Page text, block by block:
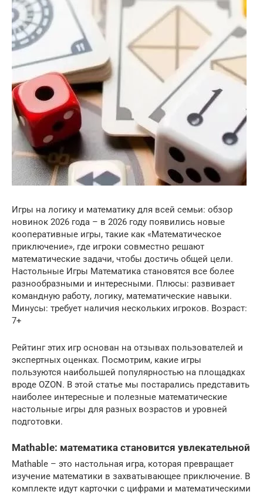
Игры на логику и математику для всей семьи: обзор
новинок 2026 года – в 2026 году появились новые
кооперативные игры, такие как «Математическое
приключение», где игроки совместно решают
математические задачи, чтобы достичь общей цели.
Настольные Игры Математика становятся все более
разнообразными и интересными. Плюсы: развивает
командную работу, логику, математические навыки.
Минусы: требует наличия нескольких игроков. Возраст:
7+
Рейтинг этих игр основан на отзывах пользователей и
экспертных оценках. Посмотрим, какие игры
пользуются наибольшей популярностью на площадках
вроде OZON. В этой статье мы постарались представить
наиболее интересные и полезные математические
настольные игры для разных возрастов и уровней
подготовки.
Mathable: математика становится увлекательной
Mathable – это настольная игра, которая превращает
изучение математики в захватывающее приключение. В
комплекте идут карточки с цифрами и математическими